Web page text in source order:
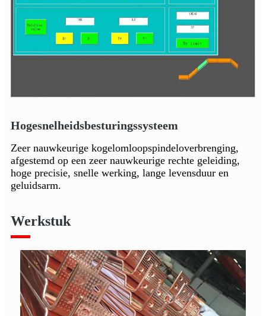
Hogesnelheidsbesturingssysteem
Zeer nauwkeurige kogelomloopspindeloverbrenging,
afgestemd op een zeer nauwkeurige rechte geleiding,
hoge precisie, snelle werking, lange levensduur en
geluidsarm.
Werkstuk